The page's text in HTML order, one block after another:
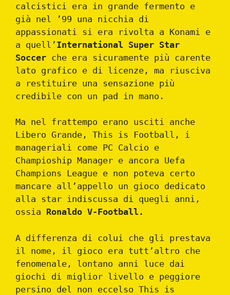
calcistici era in grande fermento e
già nel ’99 una nicchia di
appassionati si era rivolta a Konami e
a quell’ International Super Star
Soccer che era sicuramente più carente
lato grafico e di licenze, ma riusciva
a restituire una sensazione più
credibile con un pad in mano.
Ma nel frattempo erano usciti anche
Libero Grande, This is Football, i
manageriali come PC Calcio e
Champioship Manager e ancora Uefa
Champions League e non poteva certo
mancare all’appello un gioco dedicato
alla star indiscussa di quegli anni,
ossia Ronaldo V-Football.
A differenza di colui che gli prestava
il nome, il gioco era tutt’altro che
fenomenale, lontano anni luce dai
giochi di miglior livello e peggiore
persino del non eccelso This is